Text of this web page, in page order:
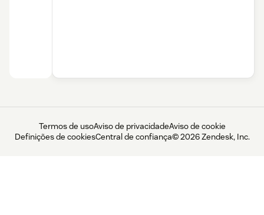
Termos de usoAviso de privacidadeAviso de cookie
Definições de cookiesCentral de confiança© 2026 Zendesk, Inc.